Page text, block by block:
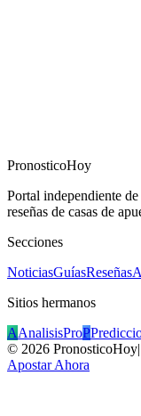
PronosticoHoy
Portal independiente
reseñas de casas de
Secciones
NoticiasGuíasReseñas
Sitios hermanos
AAnalisisProP
© 2026 PronosticoHoy|
Apostar Ahora